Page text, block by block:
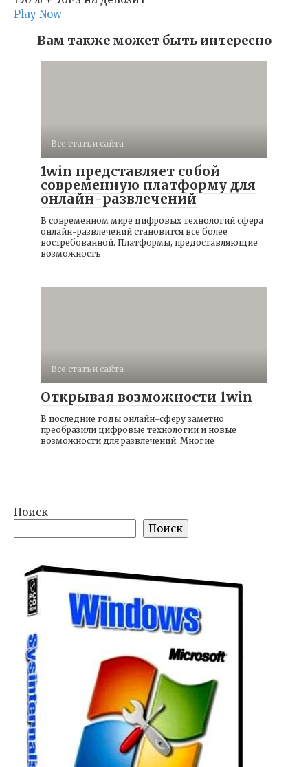
Play Now
Вам также может быть интересно
Все статьи сайта
1win представляет собой
современную платформу для
онлайн-развлечений
В современном мире цифровых технологий сфера
онлайн-развлечений становится все более
востребованной. Платформы, предоставляющие
возможность
Все статьи сайта
Открывая возможности 1win
В последние годы онлайн-сферу заметно
преобразили цифровые технологии и новые
возможности для развлечений. Многие
Поиск
Поиск